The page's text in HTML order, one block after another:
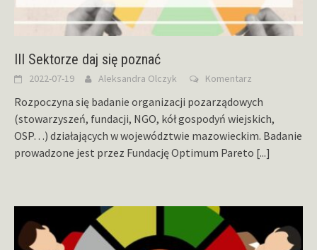
III Sektorze daj się poznać
2022-07-19 Aleksandra Olczyk Komentarz
Rozpoczyna się badanie organizacji pozarządowych
(stowarzyszeń, fundacji, NGO, kół gospodyń wiejskich,
OSP…) działających w województwie mazowieckim. Badanie
prowadzone jest przez Fundację Optimum Pareto [...]